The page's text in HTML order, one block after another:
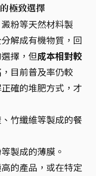
極致選擇
粉等天然材料製
解成有機物質，回
擇，但成本相對較
，目前普及率仍較
確的堆肥方式，才
竹纖維等製成的餐
製成的薄膜。
的產品，或在特定